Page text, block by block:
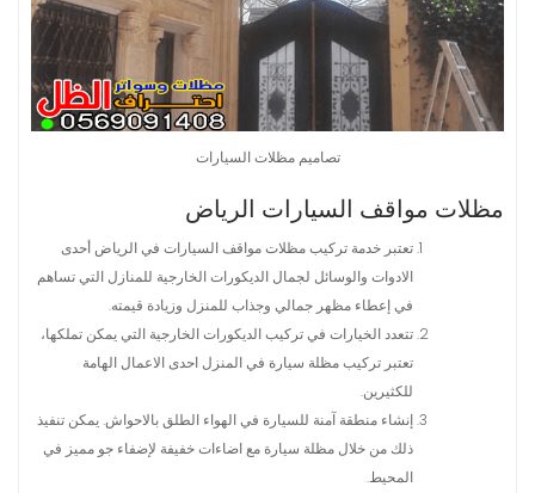
تصاميم مظلات السيارات
مظلات مواقف السيارات الرياض
تعتبر خدمة تركيب مظلات مواقف السيارات في الرياض أحدى
الادوات والوسائل لجمال الديكورات الخارجية للمنازل التي تساهم
في إعطاء مظهر جمالي وجذاب للمنزل وزيادة قيمته.
تتعدد الخيارات في تركيب الديكورات الخارجية التي يمكن تملكها،
تعتبر تركيب مظلة سيارة في المنزل احدى الاعمال الهامة
للكثيرين.
إنشاء منطقة آمنة للسيارة في الهواء الطلق بالاحواش. يمكن تنفيذ
ذلك من خلال مظلة سيارة مع اضاءات خفيفة لإضفاء جو مميز في
المحيط.